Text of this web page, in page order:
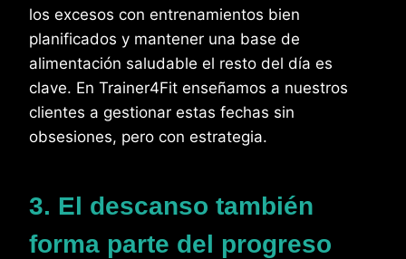
los excesos con entrenamientos bien
planificados y mantener una base de
alimentación saludable el resto del día es
clave. En Trainer4Fit enseñamos a nuestros
clientes a gestionar estas fechas sin
obsesiones, pero con estrategia.
3. El descanso también
forma parte del progreso